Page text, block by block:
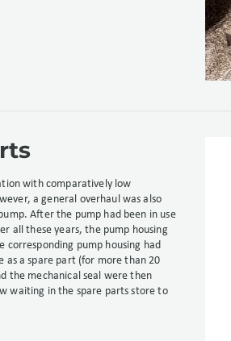
with comparatively low
a general overhaul was also
After the pump had been in use
all these years, the pump housing
corresponding pump housing had
as a spare part (for more than 20
the mechanical seal were then
waiting in the spare parts store to